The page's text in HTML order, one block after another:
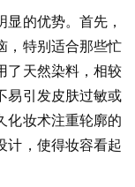
的优势。首先，
，特别适合那些忙
了天然染料，相较
易引发皮肤过敏或
化妆术注重轮廓的
计，使得妆容看起